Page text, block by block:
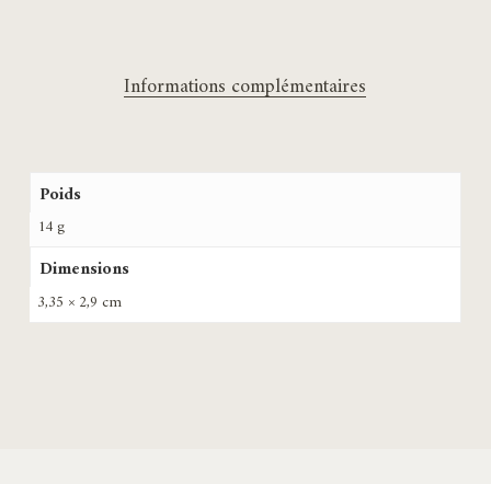
Informations complémentaires
Poids
14 g
Dimensions
3,35 × 2,9 cm